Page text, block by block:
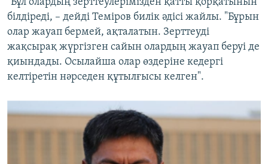
білдіреді, – дейді Теміров билік әдісі жайлы. "Бұрын
олар жауап бермей, ақталатын. Зерттеуді
жақсырақ жүргізген сайын олардың жауап беруі де
қиындады. Осылайша олар өздеріне кедергі
келтіретін нәрседен құтылғысы келген".